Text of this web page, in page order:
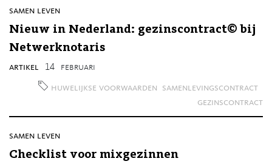
samen leven
Nieuw in Nederland: gezinscontract© bij
Netwerknotaris
artikel 14 februari
huwelijkse voorwaarden
samenlevingscontract
gezinscontract
samen leven
Checklist voor mixgezinnen